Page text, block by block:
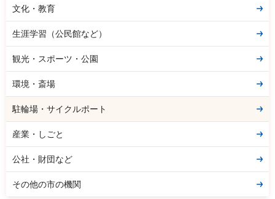
文化・教育
生涯学習（公民館など）
観光・スポーツ・公園
環境・斎場
駐輪場・サイクルポート
産業・しごと
公社・財団など
その他の市の機関